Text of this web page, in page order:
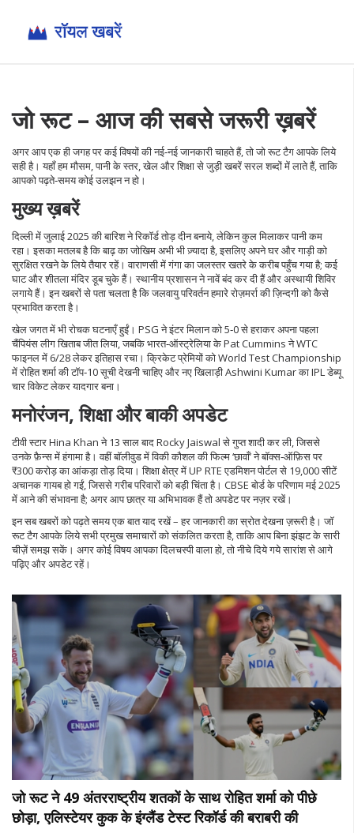
जो रूट – आज की सबसे जरूरी ख़बरें
अगर आप एक ही जगह पर कई विषयों की नई‑नई जानकारी चाहते हैं, तो जो रूट टैग आपके लिये
सही है। यहाँ हम मौसम, पानी के स्तर, खेल और शिक्षा से जुड़ी खबरें सरल शब्दों में लाते हैं, ताकि
आपको पढ़ते‑समय कोई उलझन न हो।
मुख्य ख़बरें
दिल्ली में जुलाई 2025 की बारिश ने रिकॉर्ड तोड़ दीन बनाये, लेकिन कुल मिलाकर पानी कम
रहा। इसका मतलब है कि बाढ़ का जोखिम अभी भी ज़्यादा है, इसलिए अपने घर और गाड़ी को
सुरक्षित रखने के लिये तैयार रहें। वाराणसी में गंगा का जलस्तर खतरे के करीब पहुँच गया है; कई
घाट और शीतला मंदिर डूब चुके हैं। स्थानीय प्रशासन ने नावें बंद कर दी हैं और अस्थायी शिविर
लगाये हैं। इन खबरों से पता चलता है कि जलवायु परिवर्तन हमारे रोज़मर्रा की ज़िन्दगी को कैसे
प्रभावित करता है।
खेल जगत में भी रोचक घटनाएँ हुईं। PSG ने इंटर मिलान को 5‑0 से हराकर अपना पहला
चैंपियंस लीग खिताब जीत लिया, जबकि भारत‑ऑस्ट्रेलिया के Pat Cummins ने WTC
फाइनल में 6/28 लेकर इतिहास रचा। क्रिकेट प्रेमियों को World Test Championship
में रोहित शर्मा की टॉप‑10 सूची देखनी चाहिए और नए खिलाड़ी Ashwini Kumar का IPL डेब्यू
चार विकेट लेकर यादगार बना।
मनोरंजन, शिक्षा और बाकी अपडेट
टीवी स्टार Hina Khan ने 13 साल बाद Rocky Jaiswal से गुप्त शादी कर ली, जिससे
उनके फ़ैन्स में हंगामा है। वहीं बॉलीवुड में विकी कौशल की फिल्म ‘छावाँ’ ने बॉक्स‑ऑफ़िस पर
₹300 करोड़ का आंकड़ा तोड़ दिया। शिक्षा क्षेत्र में UP RTE एडमिशन पोर्टल से 19,000 सीटें
अचानक गायब हो गईं, जिससे गरीब परिवारों को बड़ी चिंता है। CBSE बोर्ड के परिणाम मई 2025
में आने की संभावना है; अगर आप छात्र या अभिभावक हैं तो अपडेट पर नज़र रखें।
इन सब खबरों को पढ़ते समय एक बात याद रखें – हर जानकारी का स्रोत देखना ज़रूरी है। जॉ
रूट टैग आपके लिये सभी प्रमुख समाचारों को संकलित करता है, ताकि आप बिना झंझट के सारी
चीज़ें समझ सकें। अगर कोई विषय आपका दिलचस्पी वाला हो, तो नीचे दिये गये सारांश से आगे
पढ़िए और अपडेट रहें।
जो रूट ने 49 अंतरराष्ट्रीय शतकों के साथ रोहित शर्मा को पीछे
छोड़ा, एलिस्टेयर कुक के इंग्लैंड टेस्ट रिकॉर्ड की बराबरी की